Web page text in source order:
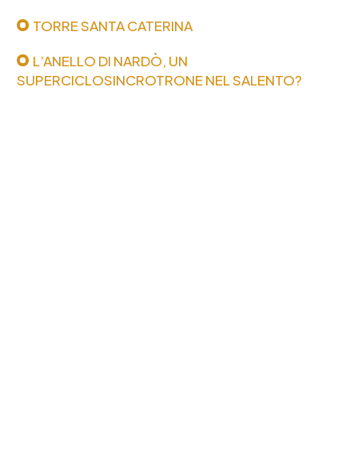
TORRE SANTA CATERINA
L’ANELLO DI NARDÒ, UN
SUPERCICLOSINCROTRONE NEL SALENTO?